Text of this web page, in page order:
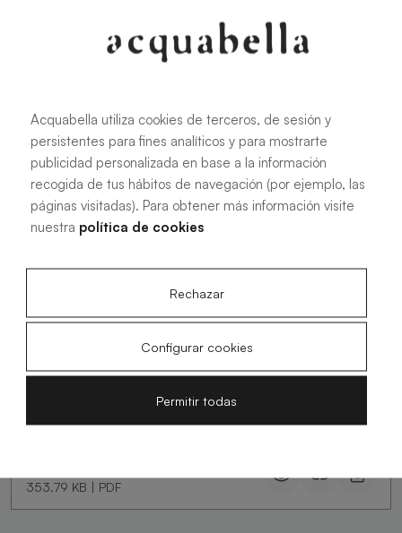
PDF
Manual de instalación de platos de
ducha Akron®
4.15 MB|PDF
Planos técnicos Livo Slate
353.79 KB | PDF
Acquabella utiliza cookies de terceros, de sesión y
persistentes para fines analíticos y para mostrarte
publicidad personalizada en base a la información
recogida de tus hábitos de navegación (por ejemplo, las
páginas visitadas). Para obtener más información visite
nuestra política de cookies
Rechazar
Configurar cookies
Permitir todas